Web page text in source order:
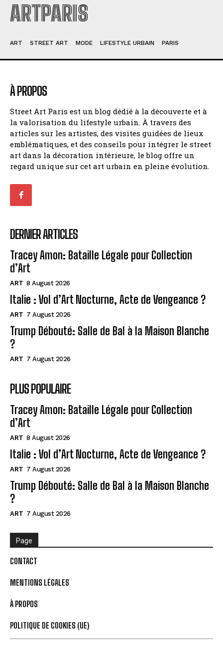
ARTPARIS
ART STREET ART MODE LIFESTYLE URBAIN PARIS
À PROPOS
Street Art Paris est un blog dédié à la découverte et à
la valorisation du lifestyle urbain. À travers des
articles sur les artistes, des visites guidées de lieux
emblématiques, et des conseils pour intégrer le street
art dans la décoration intérieure, le blog offre un
regard unique sur cet art urbain en pleine évolution.
DERNIER ARTICLES
Tracey Amon: Bataille Légale pour Collection
d’Art
ART 8 August 2026
Italie : Vol d’Art Nocturne, Acte de Vengeance ?
ART 7 August 2026
Trump Débouté: Salle de Bal à la Maison Blanche
?
ART 7 August 2026
PLUS POPULAIRE
Tracey Amon: Bataille Légale pour Collection
d’Art
ART 8 August 2026
Italie : Vol d’Art Nocturne, Acte de Vengeance ?
ART 7 August 2026
Trump Débouté: Salle de Bal à la Maison Blanche
?
ART 7 August 2026
Page
CONTACT
MENTIONS LÉGALES
À PROPOS
POLITIQUE DE COOKIES (UE)